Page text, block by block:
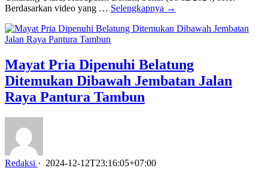
Berdasarkan video yang … Selengkapnya →
Mayat Pria Dipenuhi Belatung
Ditemukan Dibawah Jembatan Jalan
Raya Pantura Tambun
Redaksi · 2024-12-12T23:16:05+07:00